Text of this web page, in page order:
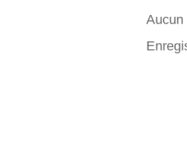
Aucun